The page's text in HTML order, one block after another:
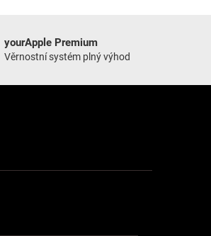
yourApple Premium
Věrnostní systém plný výhod